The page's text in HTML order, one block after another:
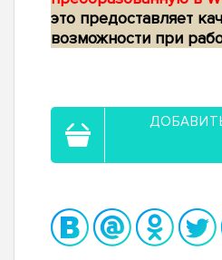
это предоставляет
возможности при